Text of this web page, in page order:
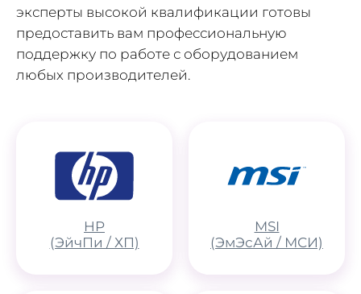
эксперты высокой квалификации готовы
предоставить вам профессиональную
поддержку по работе с оборудованием
любых производителей.
HP
(ЭйчПи / ХП)
MSI
(ЭмЭсАй / МСИ)